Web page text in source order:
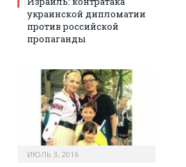
украинской дипломатии
против российской
пропаганды
ИЮЛЬ 3, 2016